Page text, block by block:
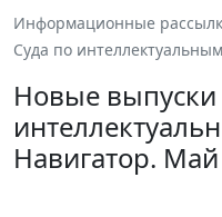
Информационные
Суда по
Новые
Навигатор.